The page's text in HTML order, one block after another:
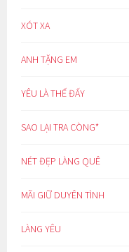
XÓT XA
ANH TẶNG EM
YÊU LÀ THẾ ĐẤY
SAO LẠI TRA CÒNG*
NÉT ĐẸP LÀNG QUÊ
MÃI GIỮ DUYÊN TÌNH
LÀNG YÊU